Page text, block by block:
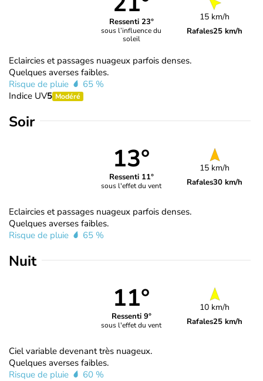
Ressenti 23°
sous l’influence du
soleil
15 km/h
Rafales25 km/h
Eclaircies et passages nuageux parfois denses.
Quelques averses faibles.
Risque de pluie
65 %
Indice UV5 Modéré
Soir
13°
Ressenti 11°
sous l'effet du vent
15 km/h
Rafales30 km/h
Eclaircies et passages nuageux parfois denses.
Quelques averses faibles.
Risque de pluie
65 %
Nuit
11°
Ressenti 9°
sous l'effet du vent
10 km/h
Rafales25 km/h
Ciel variable devenant très nuageux.
Quelques averses faibles.
Risque de pluie
60 %